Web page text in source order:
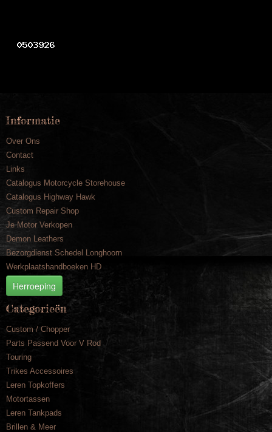
Informatie
Over Ons
Contact
Links
Catalogus Motorcycle Storehouse
Catalogus Highway Hawk
Custom Repair Shop
Je Motor Verkopen
Demon Leathers
Bezorgdienst Schedel Longhoorn
Werkplaatshandboeken HD
Herroeping
Categorieën
Custom / Chopper
Parts Passend Voor V Rod
Touring
Trikes Accessoires
Leren Topkoffers
Motortassen
Leren Tankpads
Brillen & Meer